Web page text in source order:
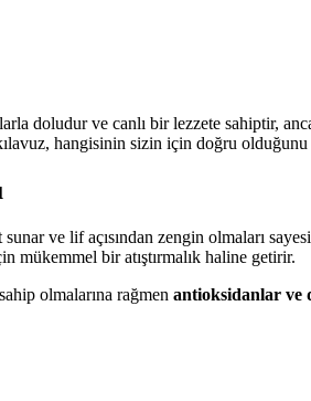
doludur ve canlı bir lezzete sahiptir,
hangisinin sizin için doğru olduğunu
ve lif açısından zengin olmaları
mükemmel bir atıştırmalık haline getirir.
olmalarına rağmen antioksidanlar ve